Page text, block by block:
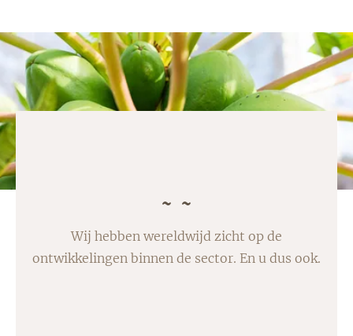
Wij hebben wereldwijd zicht op de
ontwikkelingen binnen de sector. En u dus ook.